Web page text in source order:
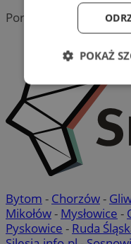
Portal należy do sieci
Bytom - Chorzów-
Mikołów- Mysłowice -
Pyskowice - Ruda
POKAŻ